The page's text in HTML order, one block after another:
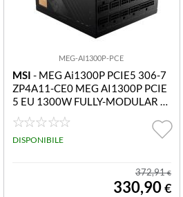
MEG-AI1300P-PCE
MSI - MEG Ai1300P PCIE5 306-7
ZP4A11-CE0 MEG AI1300P PCIE
5 EU 1300W FULLY-MODULAR P
LATINUM 80 PLUS JAPANESE EL
ECTROLYTIC CAPACITOR COLOR
BOX PALLET PACKING
DISPONIBILE
372,91€
330,90€